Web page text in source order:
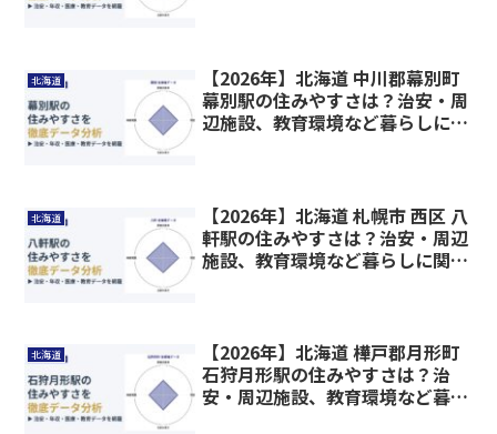
北海道
【2026年】北海道 中川郡幕別町
幕別駅の住みやすさは？治安・周
辺施設、教育環境など暮らしに関
北海道
【2026年】北海道 札幌市 西区 八
軒駅の住みやすさは？治安・周辺
施設、教育環境など暮らしに関わ
北海道
【2026年】北海道 樺戸郡月形町
石狩月形駅の住みやすさは？治
安・周辺施設、教育環境など暮ら